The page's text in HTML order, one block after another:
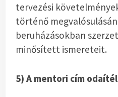
tervezési
történő
beruházásokban
minősített ismereteit.
5) A mentori cím